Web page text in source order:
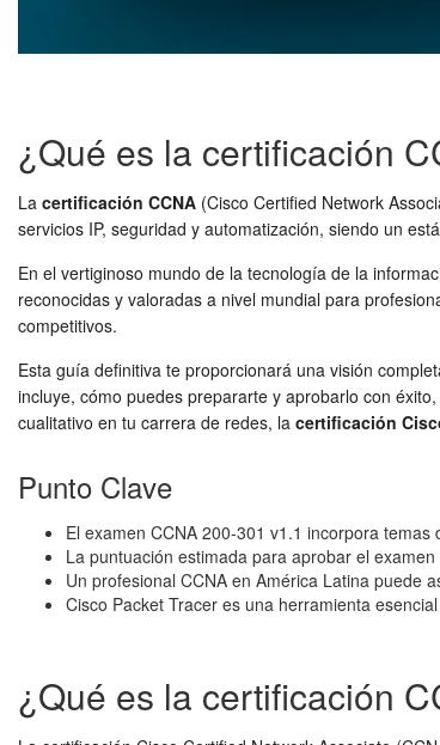
¿Qué es la certificación
La certificación CCNA (Cisco Certified Network
servicios IP, seguridad y automatización, siendo un
En el vertiginoso mundo de la tecnología de la
reconocidas y valoradas a nivel mundial para
competitivos.
Esta guía definitiva te proporcionará una visión
incluye, cómo puedes prepararte y aprobarlo con
cualitativo en tu carrera de redes, la certificación
Punto Clave
El examen CCNA 200-301 v1.1 incorpora
La puntuación estimada para aprobar el
Un profesional CCNA en América Latina puede
Cisco Packet Tracer es una herramienta
¿Qué es la certificación